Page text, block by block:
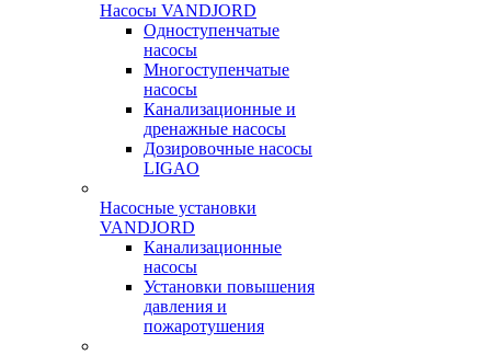
Насосы VANDJORD
Одноступенчатые
насосы
Многоступенчатые
насосы
Канализационные и
дренажные насосы
Дозировочные насосы
LIGAO
Насосные установки
VANDJORD
Канализационные
насосы
Установки повышения
давления и
пожаротушения